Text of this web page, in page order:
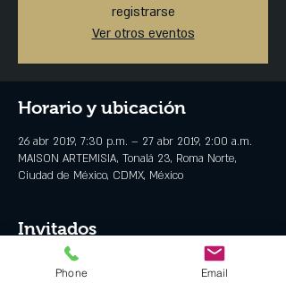
registrarse
Ver otros eventos
Horario y ubicación
26 abr 2019, 7:30 p.m. – 27 abr 2019, 2:00 a.m.
MAISON ARTEMISIA, Tonalá 23, Roma Norte,
Ciudad de México, CDMX, México
Invitados
Phone Email